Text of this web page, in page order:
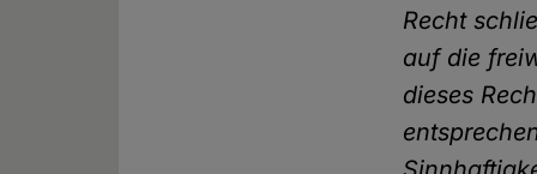
Recht
auf die
dieses